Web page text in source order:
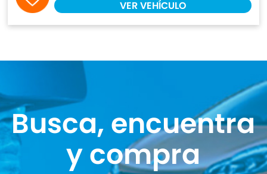
VER VEHÍCULO
Busca, encuentra
y compra